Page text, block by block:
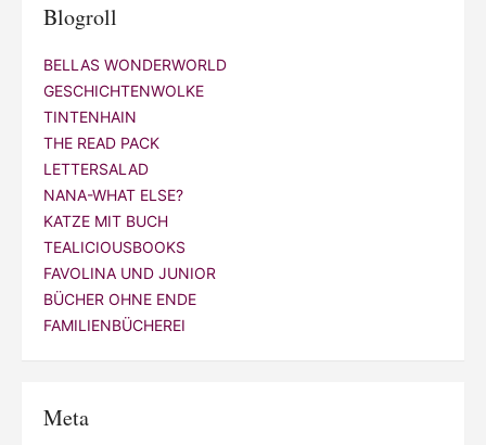
Blogroll
BELLAS WONDERWORLD
GESCHICHTENWOLKE
TINTENHAIN
THE READ PACK
LETTERSALAD
NANA-WHAT ELSE?
KATZE MIT BUCH
TEALICIOUSBOOKS
FAVOLINA UND JUNIOR
BÜCHER OHNE ENDE
FAMILIENBÜCHEREI
Meta